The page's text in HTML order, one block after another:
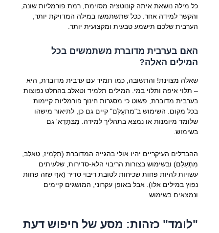
כל מילה נושאת איתה קונוטציה מסוימת, רמת פורמליות שונה,
והקשר למידה אחר. ככל שתשתמשו במילה המדויקת יותר,
הערבית שלכם תישמע טבעית ומקצועית יותר.
האם בערבית מדוברת משתמשים בכל
המילים האלה?
שאלה מצוינת! והתשובה, כמו תמיד עם ערבית מדוברת, היא
– תלוי איפה ותלוי במי. המילים תלמיד וטאלב בהחלט נפוצות
בערבית מדוברת, פשוט כי מסגרות חינוך פורמליות קיימות
בכל מקום. השימוש ב"מתעַלִּם" קיים גם כן, לתיאור מישהו
שלומד מיומנות או נמצא בתהליך למידה. מֻבְּתַדִא' גם
בשימוש.
ההבדלים העיקריים יהיו אולי בהגייה המדוברת (תִלְמִיז, טַאלֵבּ,
מִתְעַלֵּם) ובשימוש בצורות הריבוי הלא-סדירות, שלעיתים
עשויות להיות פחות שכיחות לטובת ריבוי סדיר (אף שזה פחות
נפוץ במילים אלו). אבל באופן עקרוני, המושגים קיימים
ונמצאים בשימוש.
"לומד" כזהות: מסע של חיפוש דעת